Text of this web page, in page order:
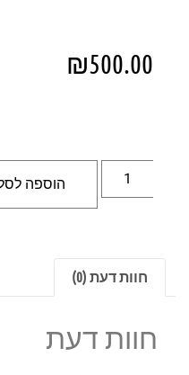
₪500.00
הוספה לסל
חוות דעת (0)
חוות דעת